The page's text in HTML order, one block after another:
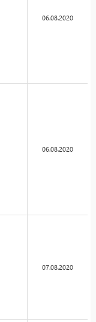
06.08.2020
06.08.2020
07.08.2020